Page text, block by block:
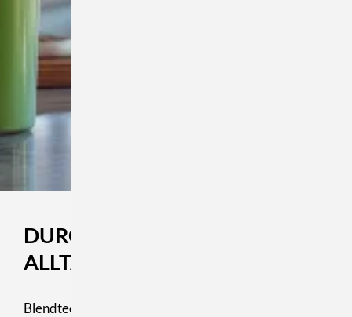
DURCHDACHT FÜR DEN
ALLTAG
Blendtec-Geräte sind funktional, robust und leicht zu